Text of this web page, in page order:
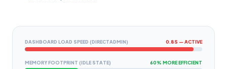
DASHBOARD LOAD SPEED (DIRECTADMIN) 0.8S — ACTIVE
MEMORY FOOTPRINT (IDLE STATE) 60% MORE EFFICIENT